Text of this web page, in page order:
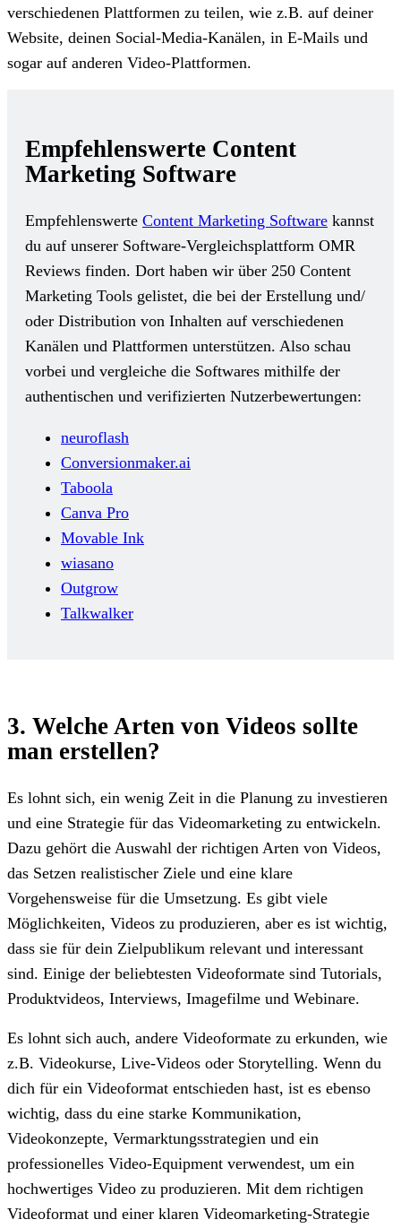
verschiedenen Plattformen zu teilen, wie z.B. auf deiner
Website, deinen Social-Media-Kanälen, in E-Mails und
sogar auf anderen Video-Plattformen.
Empfehlenswerte Content
Marketing Software
Empfehlenswerte Content Marketing Software kannst
du auf unserer Software-Vergleichsplattform OMR
Reviews finden. Dort haben wir über 250 Content
Marketing Tools gelistet, die bei der Erstellung und/
oder Distribution von Inhalten auf verschiedenen
Kanälen und Plattformen unterstützen. Also schau
vorbei und vergleiche die Softwares mithilfe der
authentischen und verifizierten Nutzerbewertungen:
neuroflash
Conversionmaker.ai
Taboola
Canva Pro
Movable Ink
wiasano
Outgrow
Talkwalker
3. Welche Arten von Videos sollte
man erstellen?
Es lohnt sich, ein wenig Zeit in die Planung zu investieren
und eine Strategie für das Videomarketing zu entwickeln.
Dazu gehört die Auswahl der richtigen Arten von Videos,
das Setzen realistischer Ziele und eine klare
Vorgehensweise für die Umsetzung. Es gibt viele
Möglichkeiten, Videos zu produzieren, aber es ist wichtig,
dass sie für dein Zielpublikum relevant und interessant
sind. Einige der beliebtesten Videoformate sind Tutorials,
Produktvideos, Interviews, Imagefilme und Webinare.
Es lohnt sich auch, andere Videoformate zu erkunden, wie
z.B. Videokurse, Live-Videos oder Storytelling. Wenn du
dich für ein Videoformat entschieden hast, ist es ebenso
wichtig, dass du eine starke Kommunikation,
Videokonzepte, Vermarktungsstrategien und ein
professionelles Video-Equipment verwendest, um ein
hochwertiges Video zu produzieren. Mit dem richtigen
Videoformat und einer klaren Videomarketing-Strategie